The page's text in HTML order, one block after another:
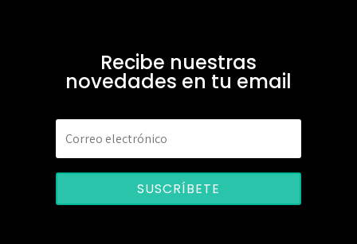
Recibe nuestras
novedades en tu email
SUSCRÍBETE